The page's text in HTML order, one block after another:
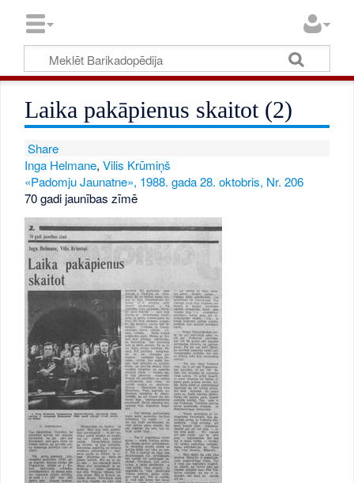
Laika pakāpienus skaitot (2)
Share
Inga Helmane,Vilis Krūmiņš
«Padomju Jaunatne», 1988. gada 28. oktobris, Nr. 206
70 gadi jaunības zīmē